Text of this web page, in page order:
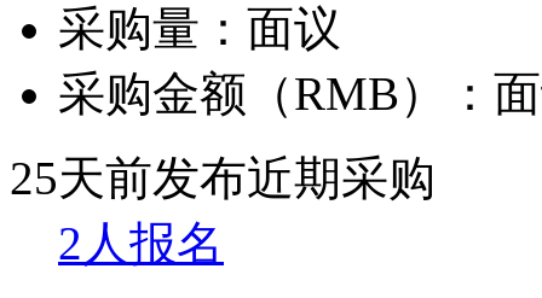
采购量： 面议
采购金额（RMB）：
25天前发布近期采购
2人报名